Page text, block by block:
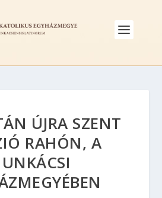
ÚJRA SZENT
RAHÓN, A